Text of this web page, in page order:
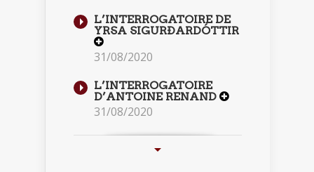
L’INTERROGATOIRE DE
YRSA SIGURÐARDÓTTIR
31/08/2020
L’INTERROGATOIRE
D’ANTOINE RENAND
31/08/2020